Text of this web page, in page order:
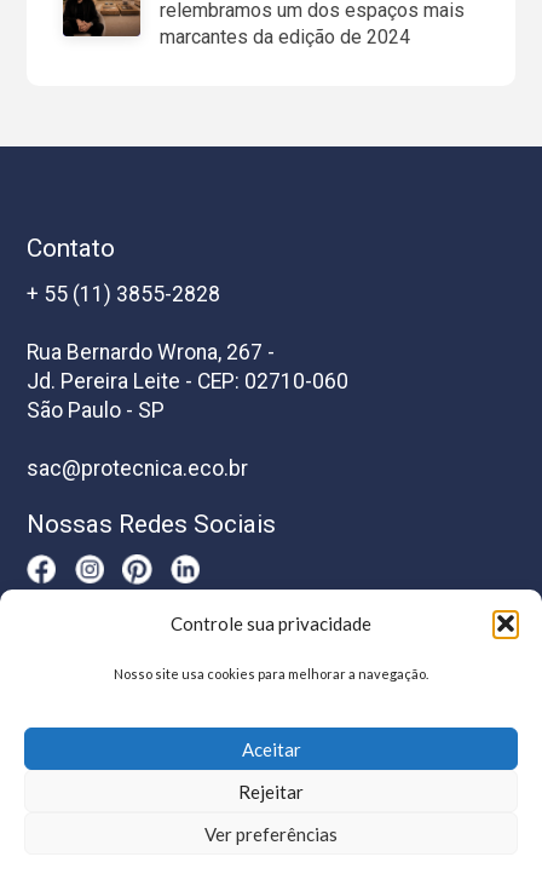
Controle sua privacidade
Nosso site usa cookies para melhorar a navegação.
Aceitar
Rejeitar
Ver preferências
relembramos um dos espaços mais
marcantes da edição de 2024
Contato
+ 55 (11) 3855-2828
Rua Bernardo Wrona, 267 -
Jd. Pereira Leite - CEP: 02710-060
São Paulo - SP
sac@protecnica.eco.br
Nossas Redes Sociais